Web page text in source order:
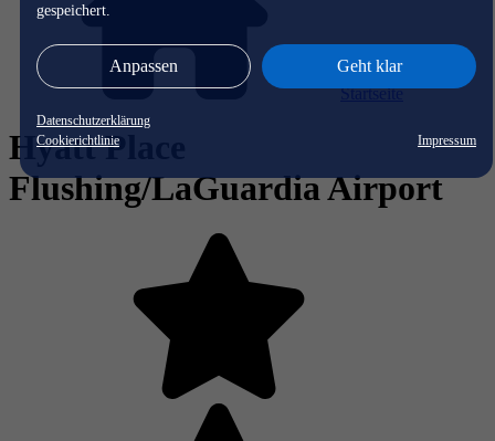
gespeichert.
Anpassen Geht klar
Datenschutzerklärung
Cookierichtlinie
Impressum
Startseite
Hyatt Place
Flushing/LaGuardia Airport